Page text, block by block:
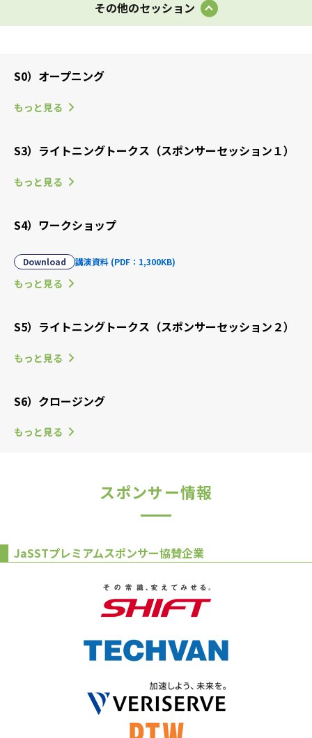
その他のセッション
S0）オープニング
もっと見る
S3）ライトニングトークス（スポンサーセッション１）
もっと見る
S4）ワークショップ
Download 講演資料 (PDF：1,300KB)
もっと見る
S5）ライトニングトークス（スポンサーセッション２）
もっと見る
S6）クロージング
もっと見る
スポンサー情報
JaSSTプレミアムスポンサー協賛企業